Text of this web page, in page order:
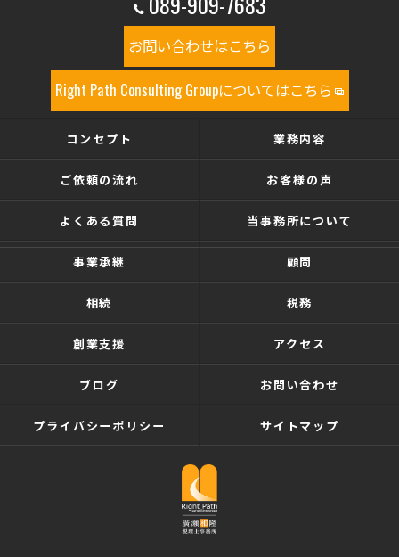
お問い合わせはこちら
Right Path Consulting Groupについてはこちら
コンセプト 業務内容
ご依頼の流れ お客様の声
よくある質問 当事務所について
事業承継 顧問
相続 税務
創業支援 アクセス
ブログ お問い合わせ
プライバシーポリシー サイトマップ